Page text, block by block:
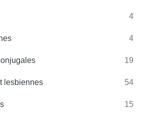
4
4
19
lesbiennes 54
15